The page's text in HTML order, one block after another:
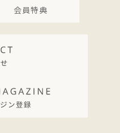
会員特典